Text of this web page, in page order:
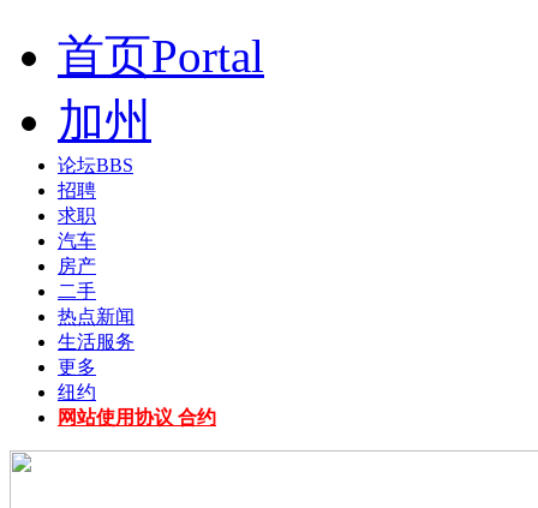
首页Portal
加州
论坛BBS
招聘
求职
汽车
房产
二手
热点新闻
生活服务
更多
纽约
网站使用协议 合约